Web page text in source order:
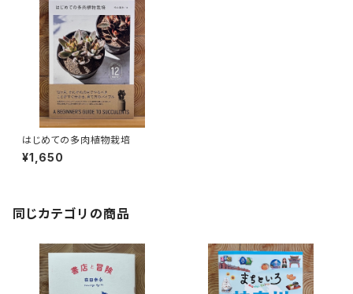
はじめての多肉植物栽培
¥1,650
同じカテゴリの商品